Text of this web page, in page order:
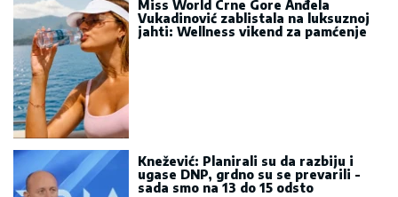
Miss World Crne Gore Anđela
Vukadinović zablistala na luksuznoj
jahti: Wellness vikend za pamćenje
Knežević: Planirali su da razbiju i
ugase DNP, grdno su se prevarili -
sada smo na 13 do 15 odsto